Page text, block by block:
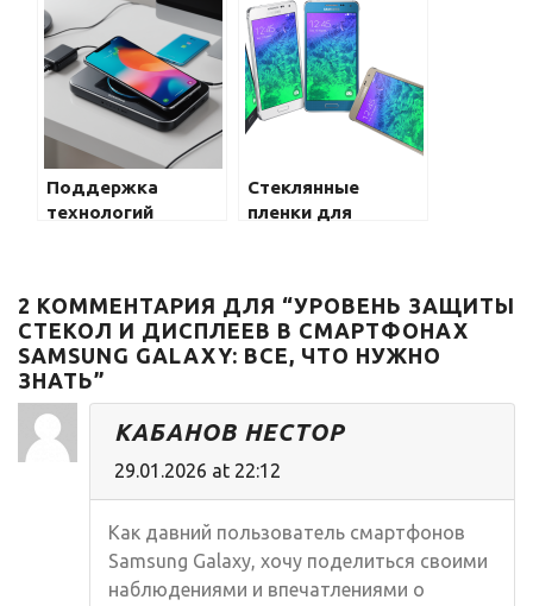
новых моделей
Galaxy: что нужно
знать
Galaxy: всё, что
нужно знать о
комфорте и
дизайне
Поддержка
технологий
знать
Стеклянные
пленки для
2 КОММЕНТАРИЯ ДЛЯ “УРОВЕНЬ ЗАЩИТЫ
СТЕКОЛ И ДИСПЛЕЕВ В СМАРТФОНАХ
SAMSUNG GALAXY: ВСЕ, ЧТО НУЖНО
ЗНАТЬ”
КАБАНОВ НЕСТОР
29.01.2026 at 22:12
Как давний пользователь смартфонов
Samsung Galaxy, хочу поделиться своими
наблюдениями и впечатлениями о